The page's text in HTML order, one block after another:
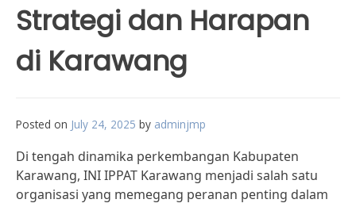
Strategi dan Harapan
di Karawang
Posted on July 24, 2025 by adminjmp
Di tengah dinamika perkembangan Kabupaten
Karawang, INI IPPAT Karawang menjadi salah satu
organisasi yang memegang peranan penting dalam